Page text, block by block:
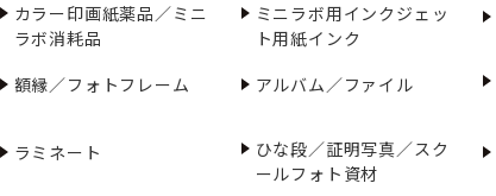
カラー印画紙薬品／ミニ
ラボ消耗品
ミニラボ用インクジェッ
ト用紙インク
額縁／フォトフレーム
アルバム／ファイル
ラミネート
ひな段／証明写真／スク
ールフォト資材